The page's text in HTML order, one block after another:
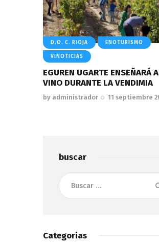
D.O. C. RIOJA ENOTURISMO
VINOTICIAS
EGUREN UGARTE ENSEÑARÁ
VINO DURANTE LA VENDIMIA
by administrador 11 septiembre
buscar
Buscar:
Categorias